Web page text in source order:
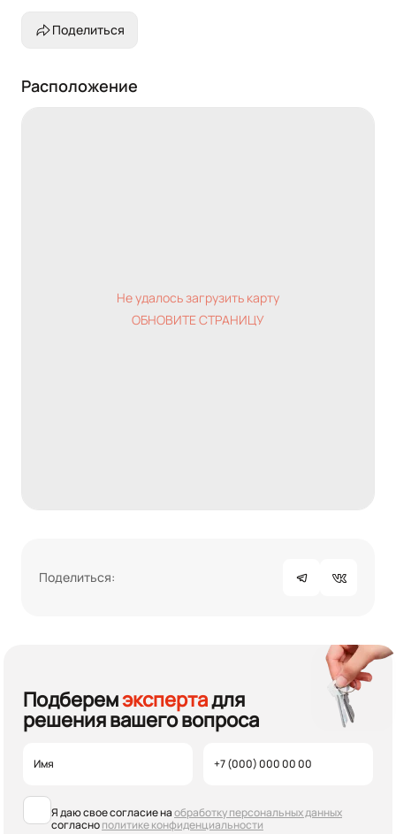
Поделиться
Расположение
Не удалось загрузить карту
ОБНОВИТЕ СТРАНИЦУ
Поделиться:
Подберемэкспертадля
решения вашего вопроса
Я даю свое согласие наобработку персональных данных
согласнополитике конфиденциальности